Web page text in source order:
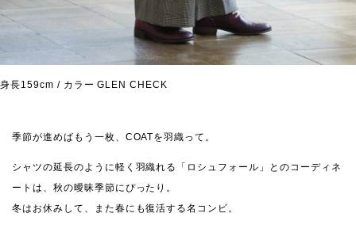
身長159cm / カラー GLEN CHECK
季節が進めばもう一枚、COATを羽織って。
シャツの延長のように軽く羽織れる「ロシュフォール」とのコーディネ
ートは、秋の曖昧季節にぴったり。
冬はお休みして、また春にも復活する名コンビ。